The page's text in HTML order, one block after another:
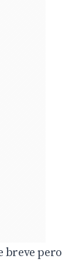
breve pero